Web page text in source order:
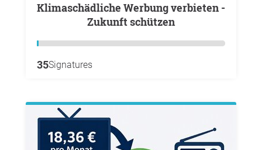
Klimaschädliche Werbung verbieten -
Zukunft schützen
35Signatures